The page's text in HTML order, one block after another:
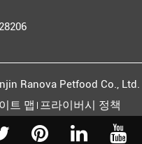
Ranova Petfood Co., Ltd.
트 맵 프라이버시 정책